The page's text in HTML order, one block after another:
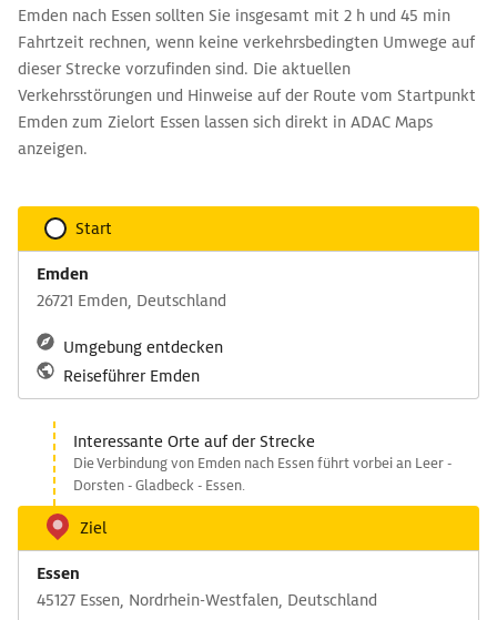
Emden nach Essen sollten Sie insgesamt mit 2 h und 45 min
Fahrtzeit rechnen, wenn keine verkehrsbedingten Umwege auf
dieser Strecke vorzufinden sind. Die aktuellen
Verkehrsstörungen und Hinweise auf der Route vom Startpunkt
Emden zum Zielort Essen lassen sich direkt in ADAC Maps
anzeigen.
Start
Emden
26721 Emden, Deutschland
Umgebung entdecken
Reiseführer Emden
Interessante Orte auf der Strecke
Die Verbindung von Emden nach Essen führt vorbei an Leer -
Dorsten - Gladbeck - Essen.
Ziel
Essen
45127 Essen, Nordrhein-Westfalen, Deutschland